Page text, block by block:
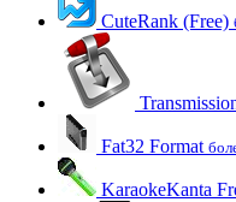
CuteRank (Free)
Fat32 Format
KaraokeKanta